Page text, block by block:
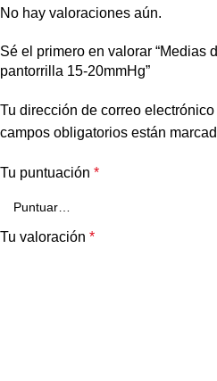
No hay valoraciones aún.
Sé el primero en valorar “Medias
pantorrilla 15-20mmHg”
Tu dirección de correo
campos obligatorios están
Tu puntuación *
Tu valoración *